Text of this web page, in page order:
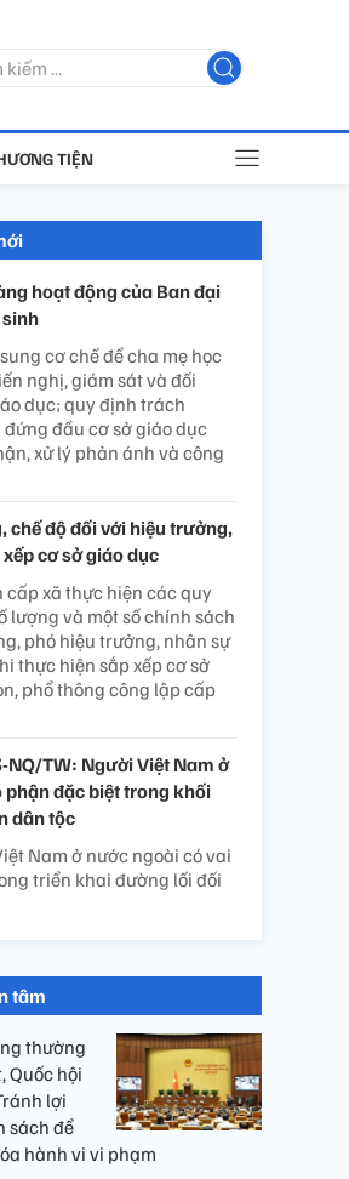
TIỆN
hoạt động của Ban đại
cơ chế để cha mẹ học
nghị, giám sát và đối
dục; quy định trách
đầu cơ sở giáo dục
xử lý phản ánh và công
chế độ đối với hiệu trưởng,
cơ sở giáo dục
cấp xã thực hiện các quy
lượng và một số chính sách
phó hiệu trưởng, nhân sự
thực hiện sắp xếp cơ sở
phổ thông công lập cấp
NQ/TW: Người Việt Nam ở
phận đặc biệt trong khối
dân tộc
Nam ở nước ngoài có vai
triển khai đường lối đối
tâm
thường
Quốc hội
lợi
sách để
hành vi vi phạm